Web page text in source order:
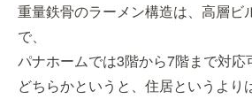
重量鉄骨のラーメン構造は、高層ビ
で、
パナホームでは3階から7階まで対応
どちらかというと、住居というより